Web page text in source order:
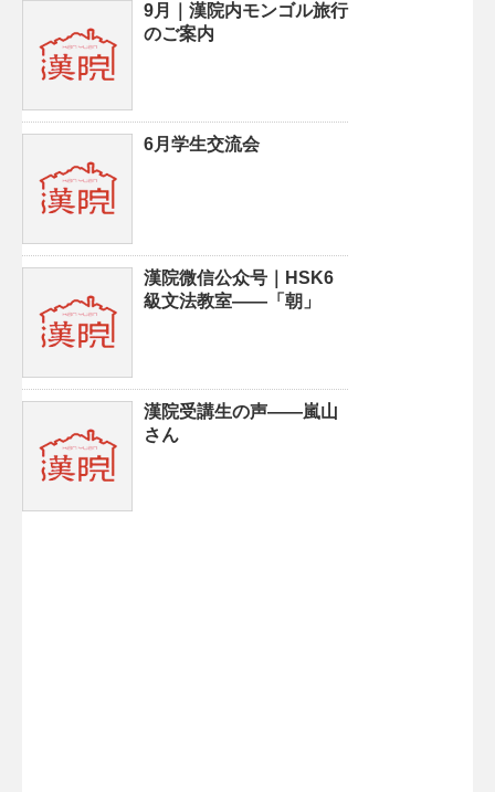
9月｜漢院内モンゴル旅行
のご案内
6月学生交流会
漢院微信公众号｜HSK6
級文法教室——「朝」
漢院受講生の声——嵐山
さん